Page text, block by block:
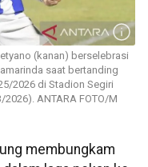
(kanan) berselebrasi
saat bertanding
2026 di Stadion Segiri
ANTARA FOTO/M
membungkam